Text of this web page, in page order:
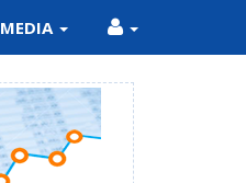
MEDIA